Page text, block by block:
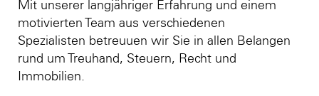
Mit unserer langjähriger Erfahrung und einem
motivierten Team aus verschiedenen
Spezialisten betreuuen wir Sie in allen Belangen
rund um Treuhand, Steuern, Recht und
Immobilien.